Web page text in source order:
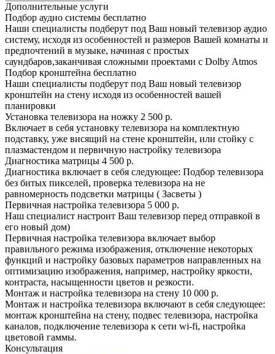
Дополнительные услуги
Подбор аудио системы бесплатно
Наши специалисты подберут под Ваш новый телевизор аудио
систему, исходя из особенностей и размеров Вашей комнаты и
предпочтений в музыке, начиная с простых
саундбаров,заканчивая сложными проектами с Dolby Atmos
Подбор кронштейна бесплатно
Наши специалисты подберут под Ваш новый телевизор
кронштейн на стену исходя из особенностей вашей
планировки
Установка телевизора на ножку 2 500 р.
Включает в себя установку телевизора на комплектную
подставку, уже висящий на стене кронштейн, или стойку с
плазмастендом и первичную настройку телевизора
Диагностика матрицы 4 500 р.
Диагностика включает в себя следующее: Подбор телевизора
без битых пикселей, проверка телевизора на не
равномерность подсветки матрицы ( Засветы )
Первичная настройка телевизора 5 000 р.
Наш специалист настроит Ваш телевизор перед отправкой в
его новый дом)
Первичная настройка телевизора включает выбор
правильного режима изображения, отключение некоторых
функций и настройку базовых параметров направленных на
оптимизацию изображения, например, настройку яркости,
контраста, насыщенности цветов и резкости.
Монтаж и настройка телевизора на стену 10 000 р.
Монтаж и настройка телевизора включают в себя следующее:
монтаж кронштейна на стену, подвес телевизора, настройка
каналов, подключение телевизора к сети wi-fi, настройка
цветовой гаммы.
Консультация